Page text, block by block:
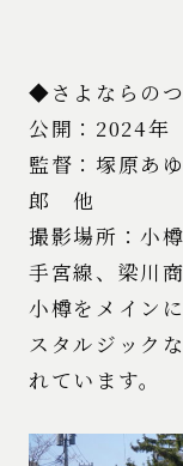
◆さよならの
公開：2024年
監督：塚原あ
郎 他
撮影場所：小
手宮線、梁川
小樽をメイン
スタルジック
れています。